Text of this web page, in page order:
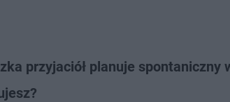
przyjaciół planuje